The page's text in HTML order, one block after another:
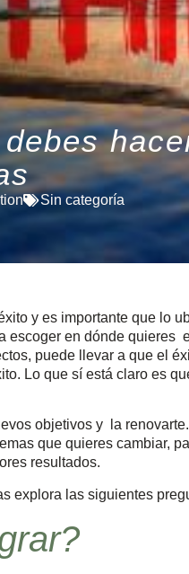
Sin categoría
y es importante que lo
escoger en dónde quieres
puede llevar a que el
Lo que sí está claro es
objetivos y la
que quieres cambiar,
resultados.
explora las siguientes